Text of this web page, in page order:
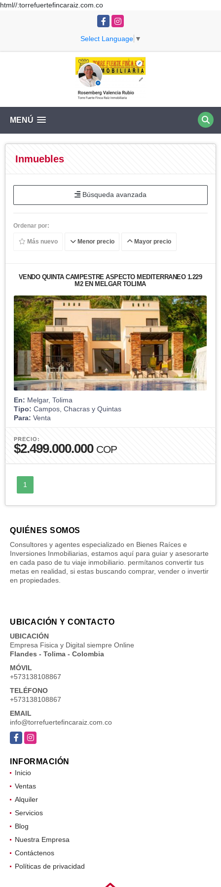
html//:torrefuertefincaraiz.com.co
FacebookInstagram
Select Language ▼
MENÚ
Inmuebles
Búsqueda avanzada
Ordenar por:
Más nuevo Menor precio Mayor precio
VENDO QUINTA CAMPESTRE ASPECTO MEDITERRANEO 1.229
M2 EN MELGAR TOLIMA
En: Melgar, Tolima
Tipo: Campos, Chacras y Quintas
Para: Venta
PRECIO:
$2.499.000.000 COP
1
QUIÉNES SOMOS
Consultores y agentes especializado en Bienes Raíces e
Inversiones Inmobiliarias, estamos aquí para guiar y asesorarte
en cada paso de tu viaje inmobiliario. permítanos convertir tus
metas en realidad, si estas buscando comprar, vender o invertir
en propiedades.
UBICACIÓN Y CONTACTO
UBICACIÓN
Empresa Fisica y Digital siempre Online
Flandes - Tolima - Colombia
MÓVIL
+573138108867
TELÉFONO
+573138108867
EMAIL
info@torrefuertefincaraiz.com.co
FacebookInstagram
INFORMACIÓN
Inicio
Ventas
Alquiler
Servicios
Blog
Nuestra Empresa
Contáctenos
Políticas de privacidad